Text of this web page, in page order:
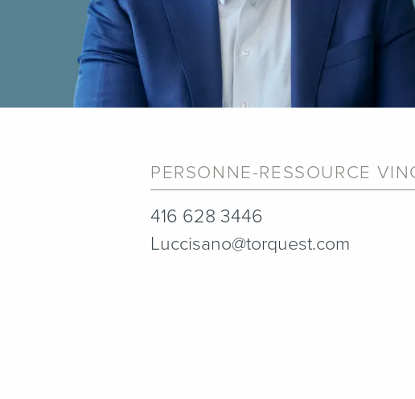
PERSONNE-RESSOURCE
416 628 3446
Luccisano@torquest.com